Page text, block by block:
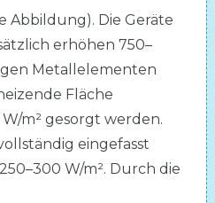
Abbildung). Die Geräte
erhöhen 750–
Metallelementen
Fläche
m² gesorgt werden.
eingefasst
W/m². Durch die